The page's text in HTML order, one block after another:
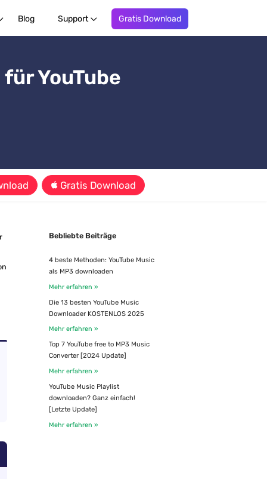
Blog Support Gratis Download
YouTube
Gratis Download
Bebliebte Beiträge
4 beste Methoden: YouTube Music
als MP3 downloaden
Mehr erfahren »
Die 13 besten YouTube Music
Downloader KOSTENLOS 2025
Mehr erfahren »
Top 7 YouTube free to MP3 Music
Converter [2024 Update]
Mehr erfahren »
YouTube Music Playlist
downloaden? Ganz einfach!
[Letzte Update]
Mehr erfahren »